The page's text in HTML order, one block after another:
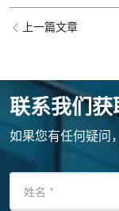
上一篇文章
联系我们获
如果您有任何疑问
姓名 *